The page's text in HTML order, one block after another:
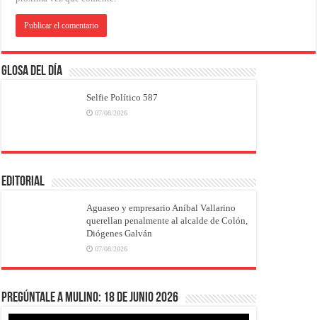
Glosa del Día
Selfie Político 587
07/08/2026
EDITORIAL
Aguaseo y empresario Aníbal Vallarino
querellan penalmente al alcalde de Colón,
Diógenes Galván
07/08/2026
Pregúntale a Mulino: 18 de junio 2026